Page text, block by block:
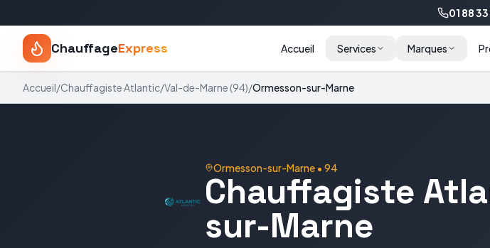
01 88
ChauffageExpress Accueil Services Marques
Accueil/ChauffagisteAtlantic/Val-de-Marne (94)/Ormesson-sur-Marne
Ormesson-sur-Marne • 94
Chauffagiste
sur-Marne